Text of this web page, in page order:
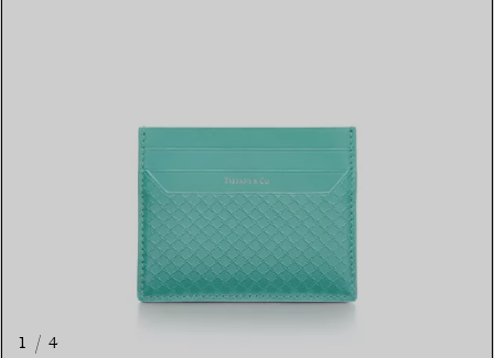
1 / 4